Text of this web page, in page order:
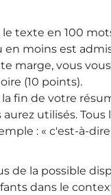
le texte en 100
en moins est
marge, vous
(10 points).
fin de votre
utilisés. Tous
: « c'est-à-
de la possible
dans le